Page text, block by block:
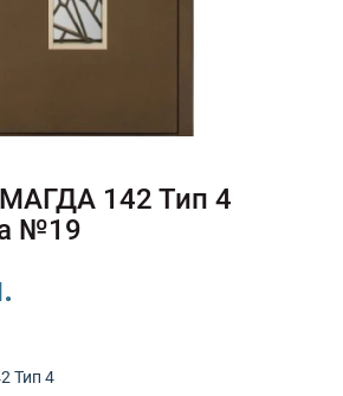
+380 (67) 380 73 18
МАГДА 142 Тип 4
№19
Тип 4